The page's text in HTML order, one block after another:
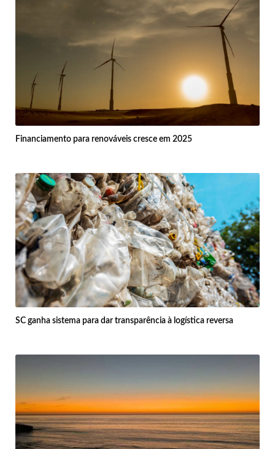
Financiamento para renováveis cresce em 2025
SC ganha sistema para dar transparência à logística reversa